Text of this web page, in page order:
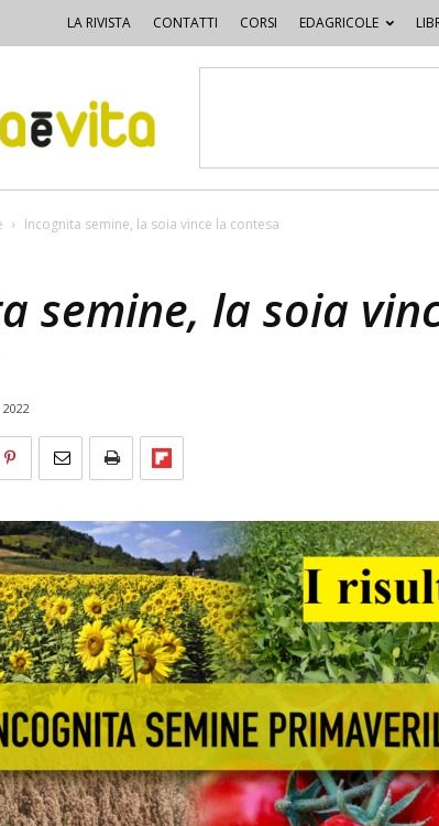
LA RIVISTA CONTATTI CORSI EDAGRICOLE
Incognita semine, la soia vince la contesa
semine, la soia